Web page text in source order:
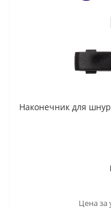
Наконечник для
Цена за